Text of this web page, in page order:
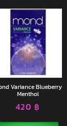
Variance Blueberry
Menthol
420 ฿